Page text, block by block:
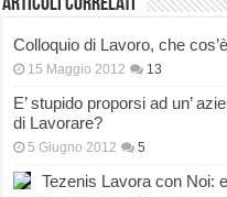
Articoli correlati
Colloquio di Lavoro, che
15 Maggio 2012 13
E’ stupido proporsi ad un’
di Lavorare?
5 Giugno 2012 5
Tezenis Lavora con Noi: